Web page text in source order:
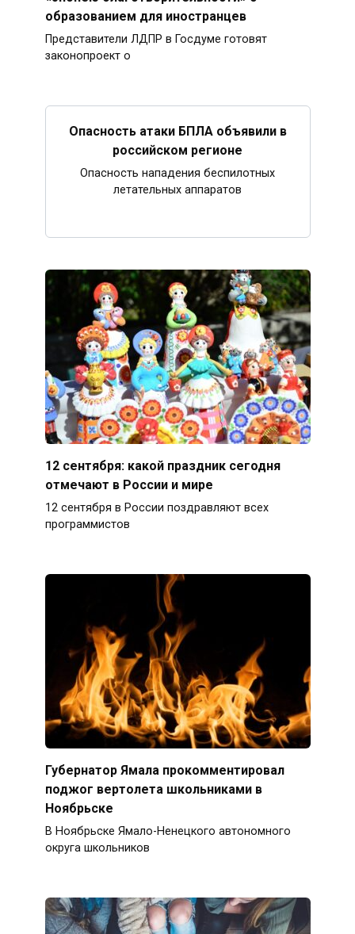
образованием для иностранцев
Представители ЛДПР в Госдуме готовят
законопроект о
Опасность атаки БПЛА объявили в
российском регионе
Опасность нападения беспилотных
летательных аппаратов
12 сентября: какой праздник сегодня
отмечают в России и мире
12 сентября в России поздравляют всех
программистов
Губернатор Ямала прокомментировал
поджог вертолета школьниками в
Ноябрьске
В Ноябрьске Ямало-Ненецкого автономного
округа школьников